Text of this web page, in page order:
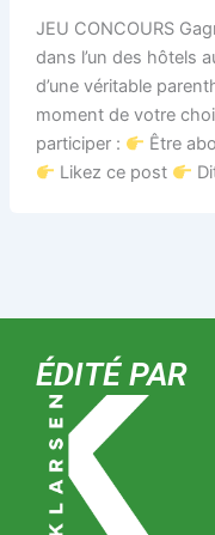
JEU CONCOURS
dans l’un des hôtels
d’une véritable
moment de votre
participer :
Être
Likez ce post
ÉDITÉ PAR